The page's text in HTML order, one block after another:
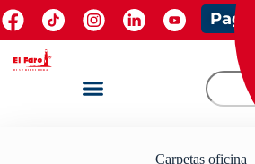
Carpetas oficina